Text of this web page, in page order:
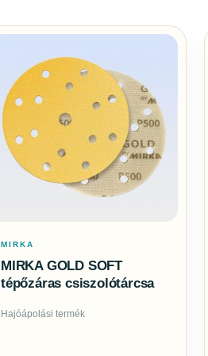
MIRKA
MIRKA GOLD SOFT
tépőzáras csiszolótárcsa
Hajóápolási termék